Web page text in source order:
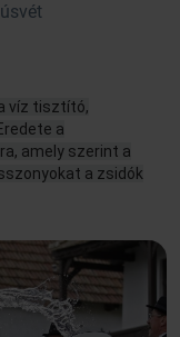
víz tisztító,
a
amely szerint a
a zsidók